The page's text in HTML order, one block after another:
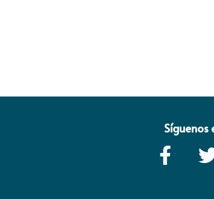
Síguenos